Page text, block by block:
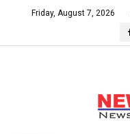
Friday, August 7, 2026